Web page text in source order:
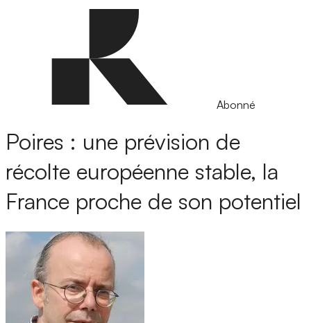
Abonné
Poires : une prévision de
récolte européenne stable, la
France proche de son potentiel